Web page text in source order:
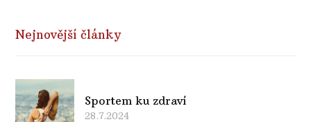
Nejnovější články
Sportem ku zdraví
28.7.2024